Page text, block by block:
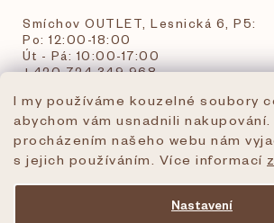
I my používáme kouzelné soubory
abychom vám usnadnili nakupování.
procházením našeho webu nám
s jejich používáním. Více informací
Nastavení
Smíchov OUTLET, Lesnická 6, P5:
Po: 12:00-18:00
Út - Pá: 10:00-17:00
+420 724 349 968
objednavky@creammy.cz
tel:+420 724 349 968